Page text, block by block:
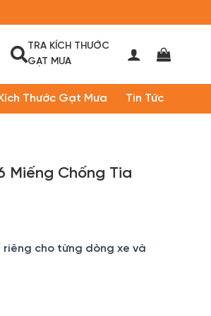
TRA KÍCH THƯỚC
GẠT MƯA
Kích Thước Gạt Mưa Tin Tức
Miếng Chống Tia
cho từng dòng xe và